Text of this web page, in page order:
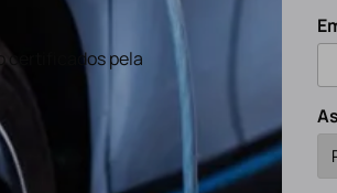
certificados pela